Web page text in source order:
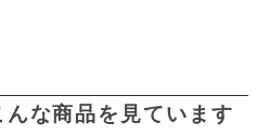
な商品を見ています